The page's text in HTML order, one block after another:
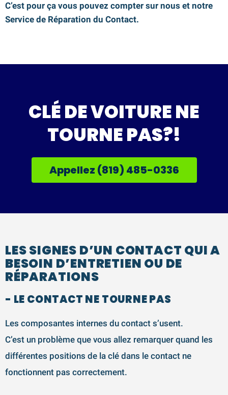
C’est pour ça vous pouvez compter sur nous et notre
Service de Réparation du Contact.
CLÉ DE VOITURE NE
TOURNE PAS?!
Appellez (819) 485-0336
LES SIGNES D’UN CONTACT QUI A
BESOIN D’ENTRETIEN OU DE
RÉPARATIONS
- LE CONTACT NE TOURNE PAS
Les composantes internes du contact s’usent.
C’est un problème que vous allez remarquer quand les
différentes positions de la clé dans le contact ne
fonctionnent pas correctement.